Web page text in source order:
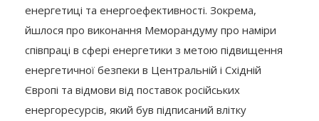
енергетиці та енергоефективності. Зокрема,
йшлося про виконання Меморандуму про наміри
співпраці в сфері енергетики з метою підвищення
енергетичної безпеки в Центральній і Східній
Європі та відмови від поставок російських
енергоресурсів, який був підписаний влітку